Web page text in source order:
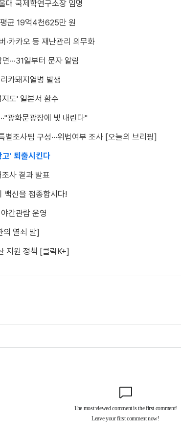
대 국제학연구소장 임명
균 19억4천625만 원
·카카오 등 재난관리 의무화
···31일부터 문자 알림
카돼지열병 발생
도' 일본서 환수
광화문광장에 빛 내린다"
조사팀 구성···위법여부 조사 [오늘의 브리핑]
' 퇴출시킨다
사 결과 발표
백신을 접종합시다!
간관람 운영
의 열쇠 말]
지원 정책 [클릭K+]